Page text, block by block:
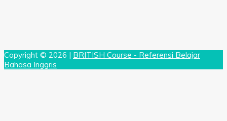
Copyright © 2026 | BRITISH Course - Referensi Belajar
Bahasa Inggris